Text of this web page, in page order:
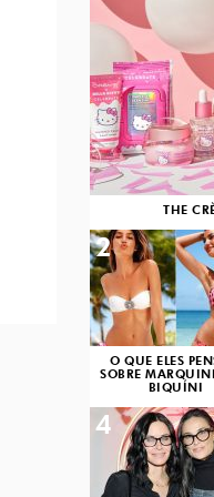
THE
O QUE ELES
SOBRE
BIQUÍNI
2
4